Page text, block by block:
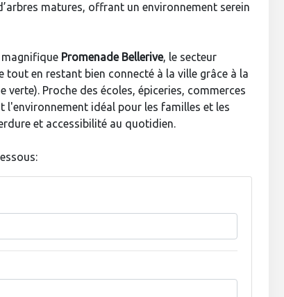
matures, offrant un environnement serein
Promenade Bellerive, le secteur
en restant bien connecté à la ville grâce à la
verte). Proche des écoles, épiceries, commerces
idéal pour les familles et les
et accessibilité au quotidien.